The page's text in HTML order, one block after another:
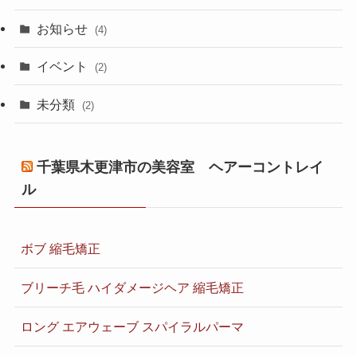
お知らせ (4)
イベント (2)
未分類 (2)
千葉県木更津市の美容室 ヘアーコントレイ
ル
ボブ 縮毛矯正
ブリーチ毛 ハイダメージヘア 縮毛矯正
ロング エアウェーブ スパイラルパーマ